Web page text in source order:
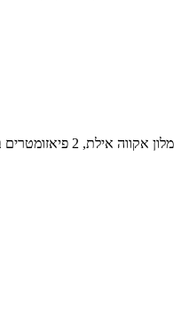
מלון אקווה אילת, 2 פיאזומטרים בעומק 11 מטר